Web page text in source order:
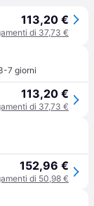
113,20 €
di 37,73 €
7 giorni
113,20 €
di 37,73 €
152,96 €
di 50,98 €